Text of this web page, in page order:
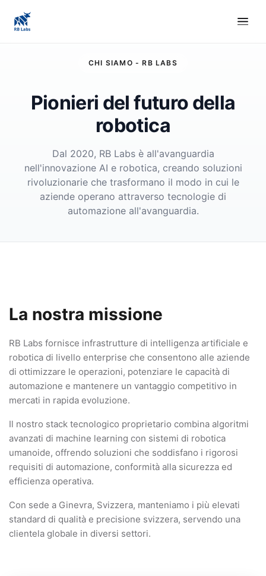
CHI SIAMO - RB LABS
Pionieri del futuro della
robotica
Dal 2020, RB Labs è all'avanguardia
nell'innovazione AI e robotica, creando soluzioni
rivoluzionarie che trasformano il modo in cui le
aziende operano attraverso tecnologie di
automazione all'avanguardia.
La nostra missione
RB Labs fornisce infrastrutture di intelligenza artificiale e
robotica di livello enterprise che consentono alle aziende
di ottimizzare le operazioni, potenziare le capacità di
automazione e mantenere un vantaggio competitivo in
mercati in rapida evoluzione.
Il nostro stack tecnologico proprietario combina algoritmi
avanzati di machine learning con sistemi di robotica
umanoide, offrendo soluzioni che soddisfano i rigorosi
requisiti di automazione, conformità alla sicurezza ed
efficienza operativa.
Con sede a Ginevra, Svizzera, manteniamo i più elevati
standard di qualità e precisione svizzera, servendo una
clientela globale in diversi settori.